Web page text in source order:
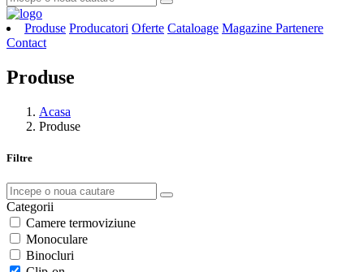
Produse Producatori Oferte Cataloage Magazine Partenere
Contact
Produse
Acasa
Produse
Filtre
Categorii
Camere termoviziune
Monoculare
Binocluri